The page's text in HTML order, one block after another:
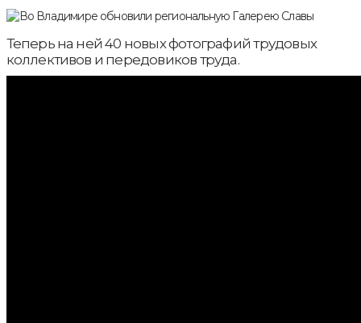
Теперь на ней 40 новых фотографий трудовых
коллективов и передовиков труда.